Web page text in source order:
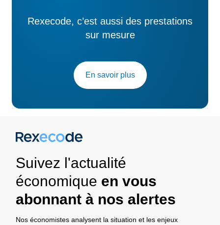
Rexecode, c’est aussi des prestations
sur mesure
En savoir plus
Suivez l'actualité
économique en vous
abonnant à nos alertes
Nos économistes analysent la situation et les enjeux